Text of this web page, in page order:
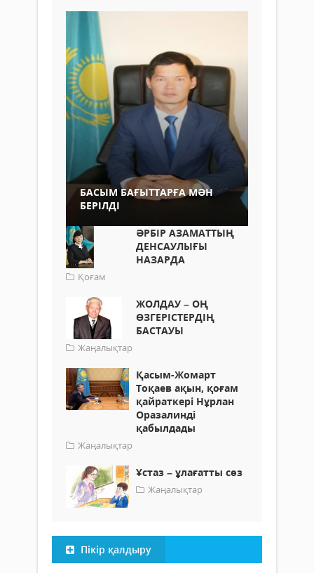
БАСЫМ БАҒЫТТАРҒА МӘН
БЕРІЛДІ
ӘРБІР АЗАМАТТЫҢ
ДЕНСАУЛЫҒЫ
НАЗАРДА
Қоғам
ЖОЛДАУ – ОҢ
ӨЗГЕРІСТЕРДІҢ
БАСТАУЫ
Жаңалықтар
Қасым-Жомарт
Тоқаев ақын, қоғам
қайраткері Нұрлан
Оразалинді
қабылдады
Жаңалықтар
Ұстаз – ұлағатты сөз
Жаңалықтар
Пікір қалдыру